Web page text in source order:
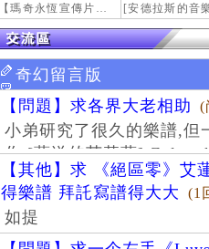
【瑪奇永恆宣傳片】最初的感動
奇幻留言版
【問題】求各界大老相助
(
小弟研究了很久的樂譜,但
作 [葬送的芙莉蓮]-
【其他】求 《絕區零》艾
得樂譜 拜託寫譜得大大
(1
如提